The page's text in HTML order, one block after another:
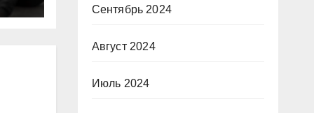
Сентябрь 2024
Август 2024
Июль 2024